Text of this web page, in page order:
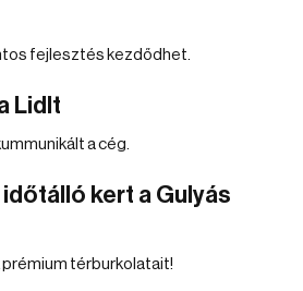
fejlesztés kezdődhet.
Lidlt
a cég.
kert a Gulyás
prémium térburkolatait!